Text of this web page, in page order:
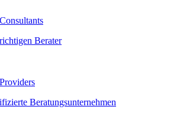
Berater
Beratungsunternehmen